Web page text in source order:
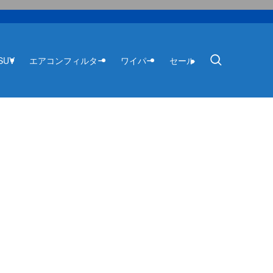
エアコンフィルター ワイパー セール